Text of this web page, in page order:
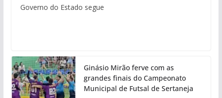
Governo do Estado segue
Ginásio Mirão ferve com as
grandes finais do Campeonato
Municipal de Futsal de Sertaneja